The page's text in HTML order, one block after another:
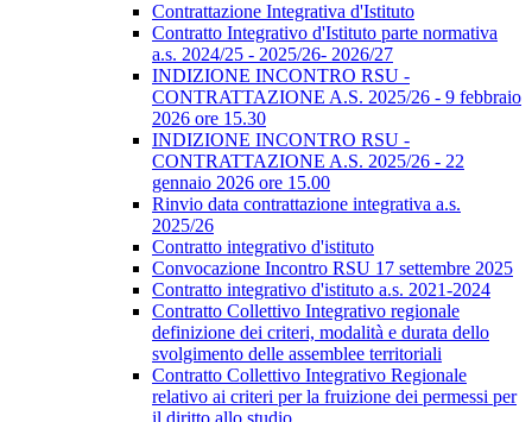
Contrattazione Integrativa d'Istituto
Contratto Integrativo d'Istituto parte normativa
a.s. 2024/25 - 2025/26- 2026/27
INDIZIONE INCONTRO RSU -
CONTRATTAZIONE A.S. 2025/26 - 9 febbraio
2026 ore 15.30
INDIZIONE INCONTRO RSU -
CONTRATTAZIONE A.S. 2025/26 - 22
gennaio 2026 ore 15.00
Rinvio data contrattazione integrativa a.s.
2025/26
Contratto integrativo d'istituto
Convocazione Incontro RSU 17 settembre 2025
Contratto integrativo d'istituto a.s. 2021-2024
Contratto Collettivo Integrativo regionale
definizione dei criteri, modalità e durata dello
svolgimento delle assemblee territoriali
Contratto Collettivo Integrativo Regionale
relativo ai criteri per la fruizione dei permessi per